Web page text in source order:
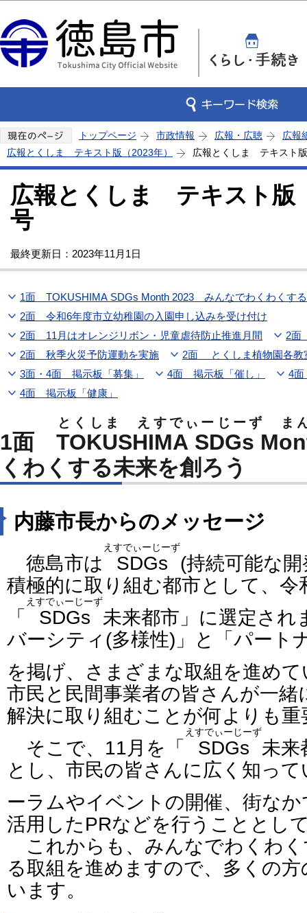
トップページ 市政情報 広報・広聴
広報
広報とくしま テキスト版（2023年）
広報とくしま テキスト
広報とくしま テキスト版
号
最終更新日：2023年11月1日
1面 TOKUSHIMA SDGs Month 2023 みんなでわくわくす
2面 令和6年度市立幼稚園の入園申し込みを受け付け
2面 11月はオレンジリボン・児童虐待防止推進月間
2面
2面 秋季火災予防運動を実施
2面 とくしま植物園各教
3面・4面 掲示板「募集」
4面 掲示板「催し」
4
4面 掲示板「健康」
1面 TOKUSHIMA SDGs
とくしま えすでぃーじーず ま
くわくする未来を創ろう
内藤市長からのメッセージ
徳島市は SDGs
えすでぃーじーず
(持続可能な
積極的に取り組む都市として、令
「
SDGs
えすでぃーじーず
未来都市」に選定され
バーシティ(多様性)」と「パート
を掲げ、さまざまな取組を進め
市民と民間事業者の皆さんが一
解決に取り組むことが何よりも重
そこで、11月を「
SDGs
えすでぃーじーず
未来
とし、市民の皆さんに広く知っ
ーラムやイベントの開催、街なか
活用したPRなどを行うこととし
これからも、みんなでわくわく
る取組を進めますので、多くの
います。